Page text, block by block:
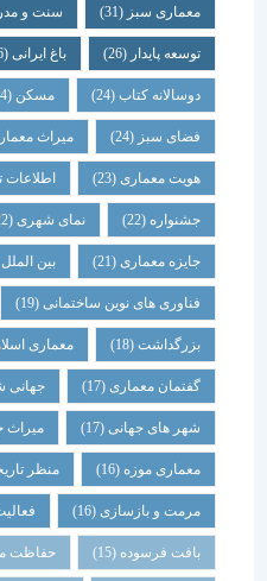
معماری سبز(31) سنت و مدرنیته(30)
توسعه پایدار(26) باغ ایرانی(26)
دوسالانه کتاب(24) مسکن (24)
فضای سبز(24) میراث معماری (23)
هویت معماری (23) اطلاعات تاریخی(23)
جشنواره(22) نمای شهری(22)
جایزه معماری (21) بین الملل(21)
فناوری های نوین ساختمانی(19)
بزرگداشت (18) معماری اسلامی(18)
گفتمان معماری (17) جهانی شدن(17)
شهر های جهانی(17) میراث جهانی(17)
معماری موزه(16) منظر تاریخی (16)
مرمت و بازسازی(16) فعالیت‌های
بافت فرسوده (15) حفاظت معماری (15)